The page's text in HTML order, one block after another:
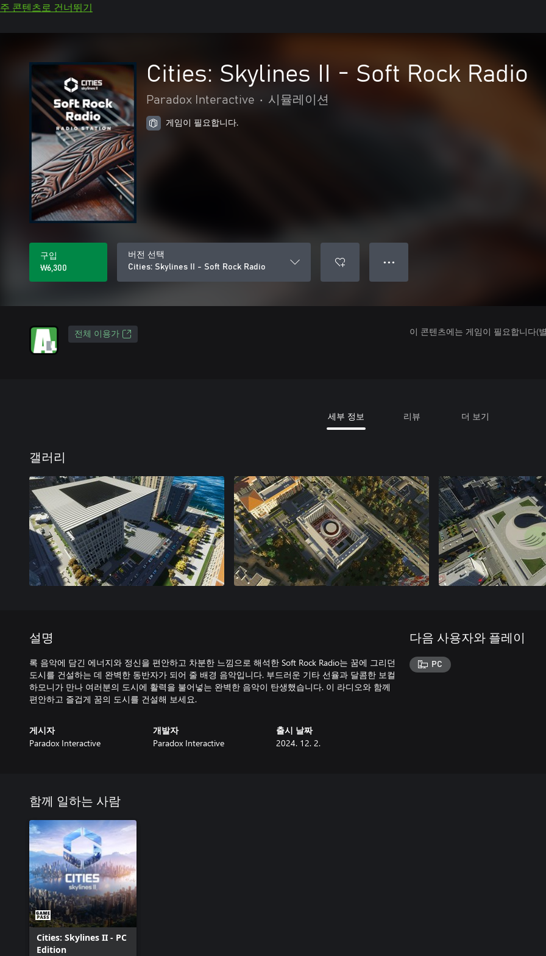
주 콘텐츠로 건너뛰기
Cities: Skylines II - Soft Rock Radio
Paradox Interactive • 시뮬레이션
게임이 필요합니다.
구입
₩6,300
버전 선택
Cities: Skylines II - Soft Rock Radio
● ● ●
전체 이용가 이 콘텐츠에는 게임이 필요합니다(
세부 정보 리뷰 더 보기
갤러리
설명
록 음악에 담긴 에너지와 정신을 편안하고 차분한 느낌으로 해석한 Soft Rock Radio는 꿈에 그리던
도시를 건설하는 데 완벽한 동반자가 되어 줄 배경 음악입니다. 부드러운 기타 선율과 달콤한 보컬
하모니가 만나 여러분의 도시에 활력을 불어넣는 완벽한 음악이 탄생했습니다. 이 라디오와 함께
편안하고 즐겁게 꿈의 도시를 건설해 보세요.
게시자
Paradox Interactive
개발자
Paradox Interactive
출시 날짜
2024. 12. 2.
다음 사용자와 플레이
PC
함께 일하는 사람
Cities: Skylines II - PC
Edition